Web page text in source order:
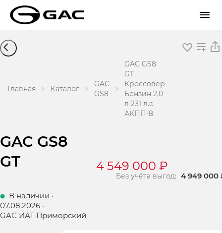
Главная Каталог
GAC
GS8
GAC GS8
GT
Кроссовер
Бензин 2,0
л 231 л.с.
АКПП-8
GAC GS8
GT
В наличии ·
07.08.2026 ·
GAC ИАТ Приморский
4 549 000 ₽
Без учёта выгод: 4 949 000